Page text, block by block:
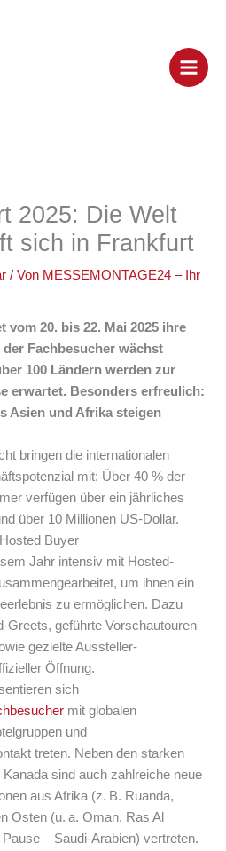
2025: Die Welt
sich in Frankfurt
/ Von MESSEMONTAGE24 – Ihr
vom 20. bis 22. Mai 2025 ihre
Fachbesucher wächst
100 Ländern werden zur
erwartet. Besonders erfreulich:
Asien und Afrika steigen
bringen die internationalen
mit: Über 40 % der
verfügen über ein jährliches
über 10 Millionen US-Dollar.
Buyer
Jahr intensiv mit Hosted-
um ihnen ein
zu ermöglichen. Dazu
Greets, geführte Vorschautouren
gezielte Aussteller-
Öffnung.
sich
mit globalen
und
treten. Neben den starken
sind auch zahlreiche neue
aus Afrika (z. B. Ruanda,
Osten (u. a. Oman, Ras Al
– Saudi-Arabien) vertreten.